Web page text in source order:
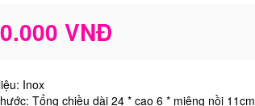
VNĐ
Inox
Tổng chiều dài 24 * cao 6 * miệng nồi 11cm